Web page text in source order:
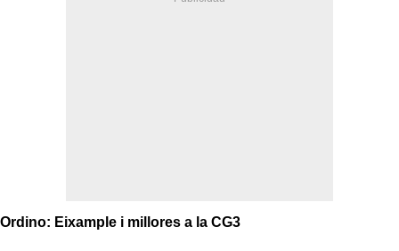
Ordino: Eixample i millores a la CG3